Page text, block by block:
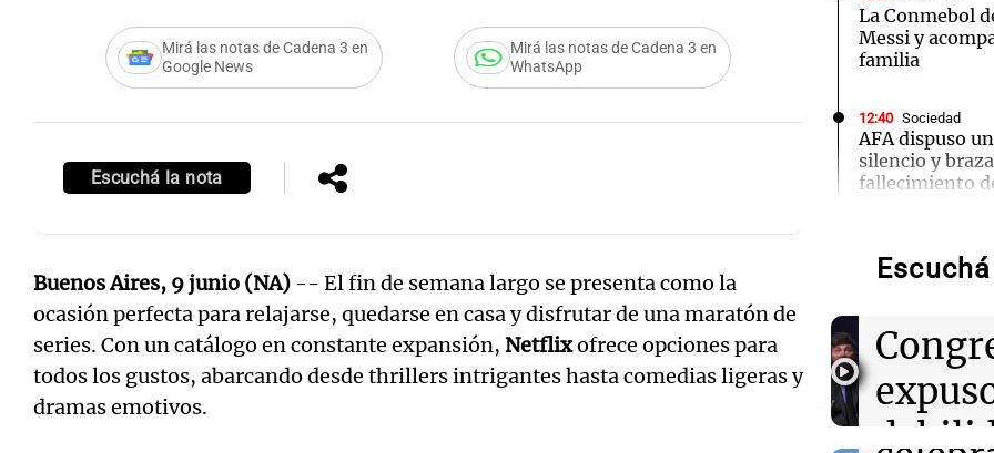
Mirá las notas de Cadena 3 en
Google News
Mirá las notas de Cadena 3 en
WhatsApp
Escuchá la nota
Buenos Aires, 9 junio (NA) -- El fin de semana largo se presenta como la
ocasión perfecta para relajarse, quedarse en casa y disfrutar de una maratón de
series. Con un catálogo en constante expansión, Netflixofrece opciones para
todos los gustos, abarcando desde thrillers intrigantes hasta comedias ligeras y
dramas emotivos.
La Conmebol
Messi y
familia
12:40 Sociedad
AFA dispuso
silencio y
fallecimiento
“Rosarino de
Javkin
12:35 Sociedad
Se incendió un
Arroyito: hubo
evacuados
Audio.
Audio.
una
Audio.